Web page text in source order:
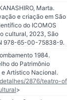
Marta.
e criação em São
do ICOMOS
cultural, 2023, São
978-65-00-75838-9.
1984.
do Patrimônio
Artístico Nacional.
2876/teatro-of
>